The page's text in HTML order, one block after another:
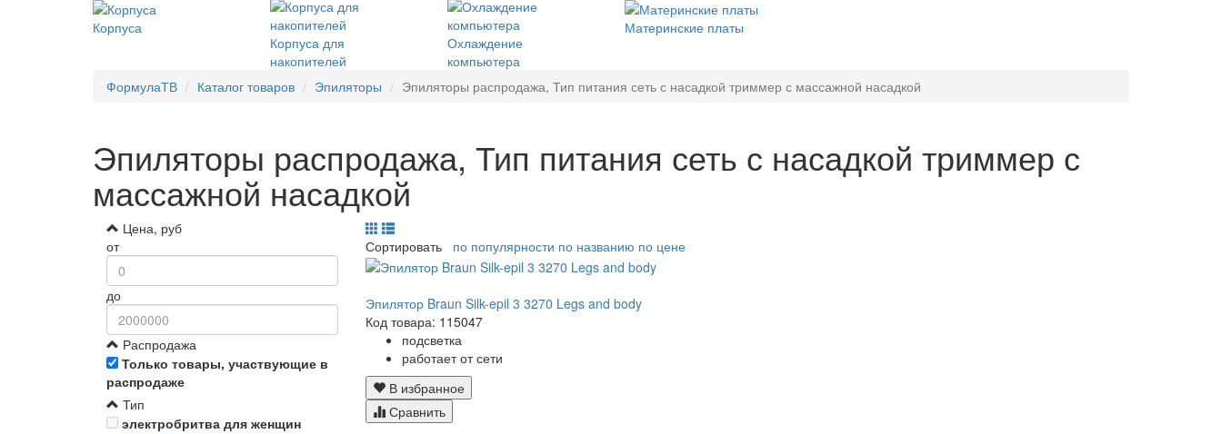
Корпуса
Корпуса для
накопителей
Охлаждение
компьютера
Материнские платы
ФормулаТВ Каталог товаров Эпиляторы Эпиляторы распродажа, Тип питания сеть с насадкой триммер с массажной насадкой
Эпиляторы распродажа, Тип питания сеть с насадкой триммер с
массажной насадкой
Цена, руб
от
до
Распродажа
Только товары, участвующие в
распродаже
Тип
электробритва для женщин
Сортировать по популярности по названию по цене
Эпилятор Braun Silk-epil 3 3270 Legs and body
Код товара: 115047
подсветка
работает от сети
В избранное
Сравнить